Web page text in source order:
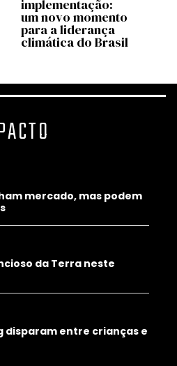
implementação:
um novo momento
para a liderança
climática do Brasil
mercado, mas podem
da Terra neste
disparam entre crianças e